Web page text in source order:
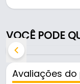
Indicada para
automotivos.
Características
VOCÊ PODE
Avaliações